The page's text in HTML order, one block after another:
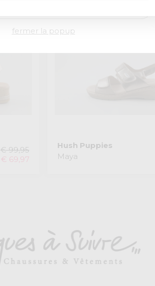
€ 99,95
€ 69,97
Hush Puppies
Maya
fermer la popup